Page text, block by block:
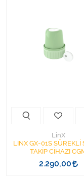
Kişisel Bakım ve
Ortopedi Ürünleri
Sarf Malzemeleri
LinX
LINX GX-01S SÜREKLİ ŞEKER
TAKİP CİHAZI
CONTINUOUS
MONITORING
2.290,00